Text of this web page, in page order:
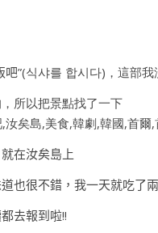
吧”(식샤를 합시다)， 這部我
所以把景點找了一下
在汝矣島上
也很不錯，我一天就吃了
去報到啦!!